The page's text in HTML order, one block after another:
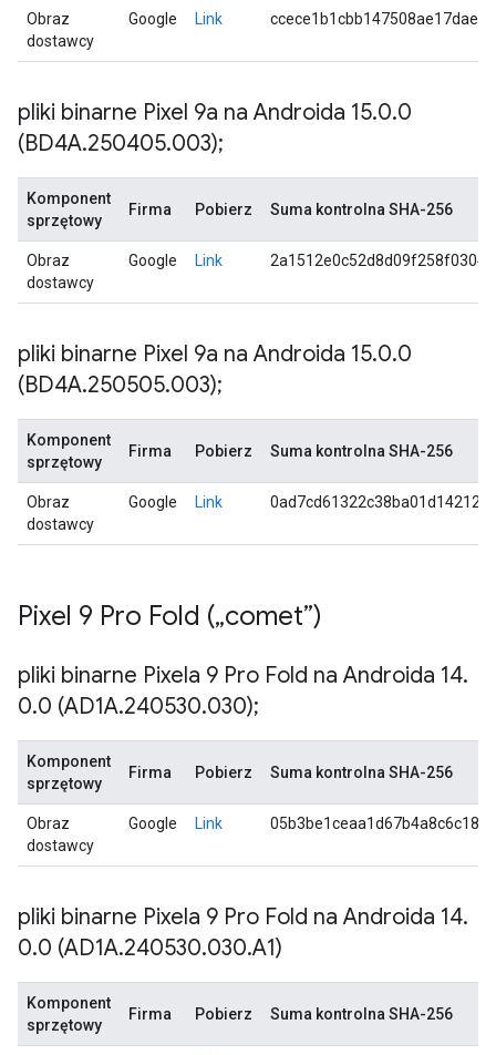
Obraz
dostawcy
Google Link
pliki binarne Pixel 9a na Androida 15.0.0
(BD4A.250405.003);
Komponent
sprzętowy
Firma Pobierz Suma kontrolna SHA-256
Obraz
dostawcy
Google Link
pliki binarne Pixel 9a na Androida 15.0.0
(BD4A.250505.003);
Komponent
sprzętowy
Firma Pobierz Suma kontrolna SHA-256
Obraz
dostawcy
Google Link
Pixel 9 Pro Fold („comet”)
pliki binarne Pixela 9 Pro Fold na Androida 14.
0.0 (AD1A.240530.030);
Komponent
sprzętowy
Firma Pobierz Suma kontrolna SHA-256
Obraz
dostawcy
Google Link
pliki binarne Pixela 9 Pro Fold na Androida 14.
0.0 (AD1A.240530.030.A1)
Komponent
sprzętowy
Firma Pobierz Suma kontrolna SHA-256